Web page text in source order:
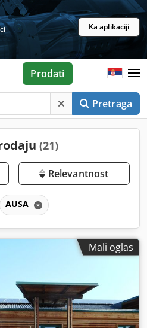
Ka aplikaciji
Pretraga
Prodati
(21)
Relevantnost
AUSA
Mali oglas